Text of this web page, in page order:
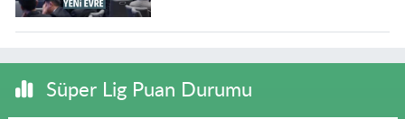
Süper Lig Puan Durumu